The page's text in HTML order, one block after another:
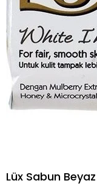
Lüx Sabun